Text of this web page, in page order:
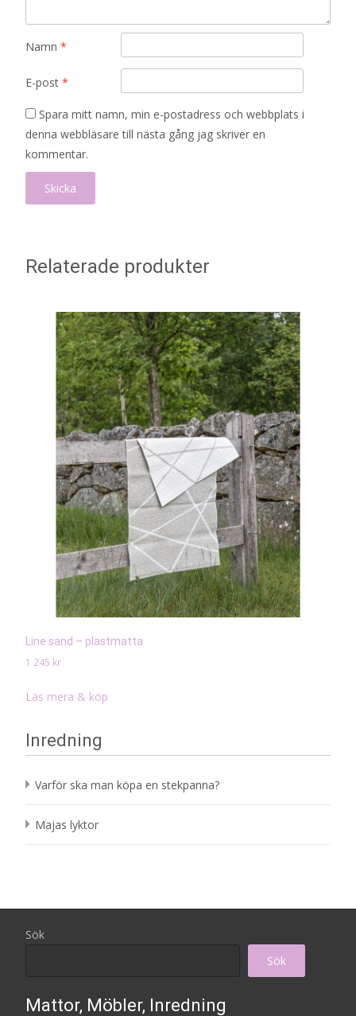
Namn *
E-post *
Spara mitt namn, min e-postadress och webbplats i
denna webbläsare till nästa gång jag skriver en
kommentar.
Relaterade produkter
Line sand – plastmatta
1 245 kr
Läs mera & köp
Inredning
Varför ska man köpa en stekpanna?
Majas lyktor
Sök
Sök
Mattor, Möbler, Inredning